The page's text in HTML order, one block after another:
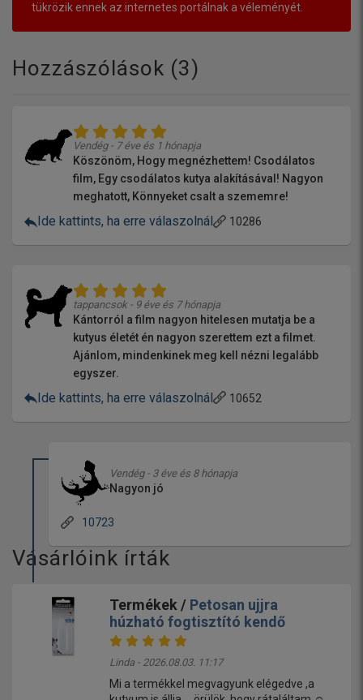
tükrözik ennek az internetes portálnak a véleményét.
Hozzászólások (3)
Vendég - 7 éve és 1 hónapja
Köszönöm, Hogy megnézhettem! Csodálatos
film, Egy csodálatos kutya alakításával! Nagyon
meghatott, Könnyeket csalt a szememre!
Ide kattints, ha erre válaszolnál 10286
tappancsok - 9 éve és 7 hónapja
Kántorról a film nagyon hitelesen mutatja be a
kutyus életét én nagyon szerettem ezt a filmet.
Ajánlom, mindenkinek meg kell nézni legalább
egyszer.
Ide kattints, ha erre válaszolnál 10652
Vendég - 3 éve és 8 hónapja
Nagyon jó
10723
Vásárlóink írták
Termékek / Petosan ujjra
húzható fogtisztító kendő
Linda - 2026.08.03. 11:17
Mi a termékkel megvagyunk elégedve ,a